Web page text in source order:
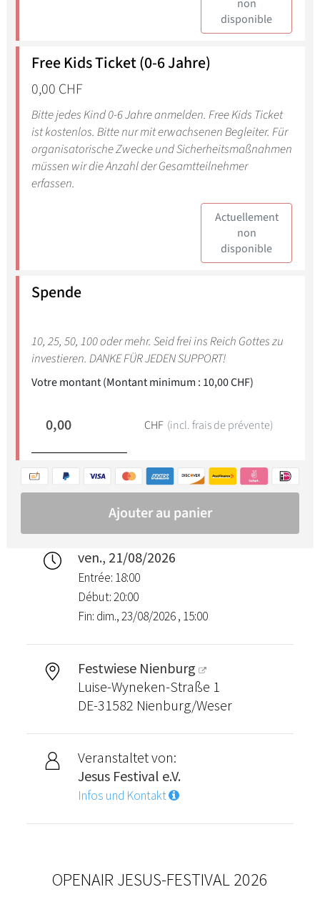
ven., 21/08/2026
Entrée: 18:00
Début: 20:00
Fin: dim., 23/08/2026 , 15:00
Festwiese Nienburg
Luise-Wyneken-Straße 1
DE-31582 Nienburg/Weser
Veranstaltet von:
Jesus Festival e.V.
Infos und Kontakt
OPENAIR JESUS-FESTIVAL 2026